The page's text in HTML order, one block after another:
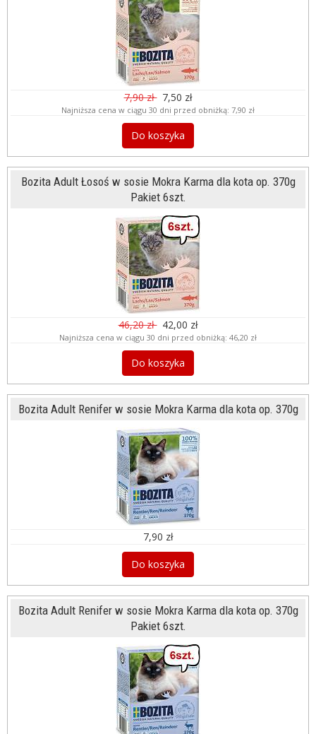
7,90 zł 7,50 zł
Najniższa cena w ciągu 30 dni przed obniżką: 7,90 zł
Do koszyka
Bozita Adult Łosoś w sosie Mokra Karma dla kota op. 370g
Pakiet 6szt.
46,20 zł 42,00 zł
Najniższa cena w ciągu 30 dni przed obniżką: 46,20 zł
Do koszyka
Bozita Adult Renifer w sosie Mokra Karma dla kota op. 370g
7,90 zł
Do koszyka
Bozita Adult Renifer w sosie Mokra Karma dla kota op. 370g
Pakiet 6szt.